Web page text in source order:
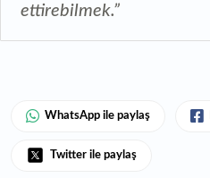
ettirebilmek.”
WhatsApp ile paylaş
Twitter ile paylaş